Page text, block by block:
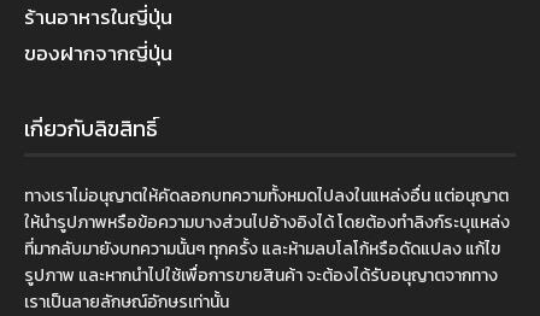
ร้านอาหารในญี่ปุ่น
ของฝากจากญี่ปุ่น
เกี่ยวกับลิขสิทธิ์
ทางเราไม่อนุญาตให้คัดลอกบทความทั้งหมดไปลงในแหล่งอื่น แต่อนุญาต
ให้นำรูปภาพหรือข้อความบางส่วนไปอ้างอิงได้ โดยต้องทำลิงก์ระบุแหล่ง
ที่มากลับมายังบทความนั้นๆ ทุกครั้ง และห้ามลบโลโก้หรือดัดแปลง แก้ไข
รูปภาพ และหากนำไปใช้เพื่อการขายสินค้า จะต้องได้รับอนุญาตจากทาง
เราเป็นลายลักษณ์อักษรเท่านั้น